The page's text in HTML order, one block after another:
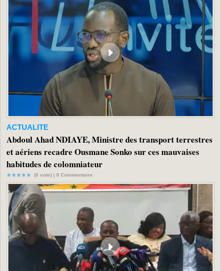
ACTUALITE
Abdoul Ahad NDIAYE, Ministre des transport terrestres
et aériens recadre Ousmane Sonko sur ces mauvaises
habitudes de colomniateur
(0 vote) | 0 Commentaire